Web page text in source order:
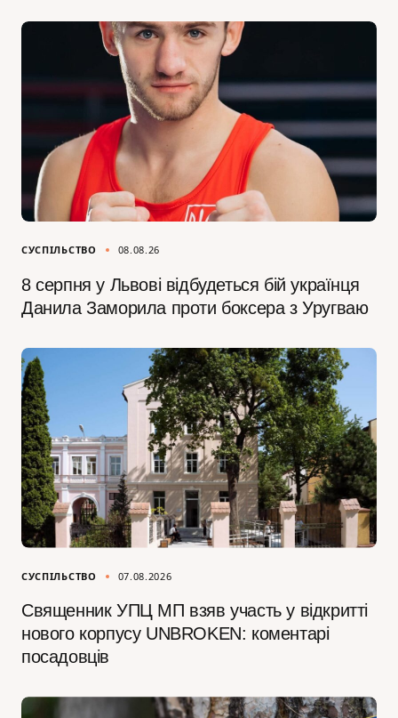
СУСПІЛЬСТВО 08.08.26
8 серпня у Львові відбудеться бій українця
Данила Заморила проти боксера з Уругваю
СУСПІЛЬСТВО 07.08.2026
Священник УПЦ МП взяв участь у відкритті
нового корпусу UNBROKEN: коментарі
посадовців